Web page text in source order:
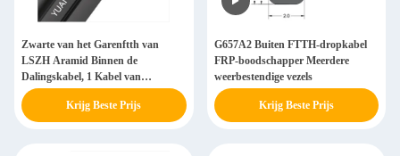
Zwarte van het Garenftth van
LSZH Aramid Binnen de
Dalingskabel, 1 Kabel van
Kerngjxh
Krijg Beste Prijs
G657A2 Buiten FTTH-dropkabel
FRP-boodschapper Meerdere
weerbestendige vezels
Krijg Beste Prijs